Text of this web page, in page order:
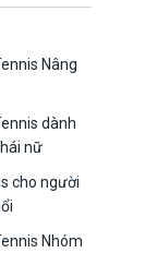
Nâng
dành
nữ
cho người
Nhóm